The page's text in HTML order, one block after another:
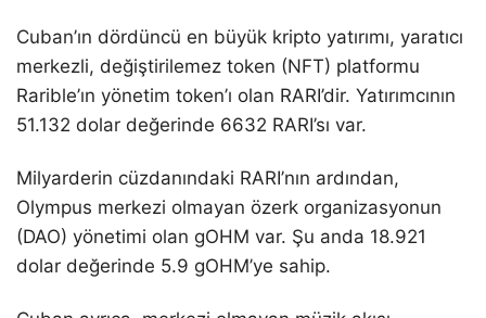
Cuban’ın dördüncü en büyük kripto yatırımı, yaratıcı
merkezli, değiştirilemez token (NFT) platformu
Rarible’ın yönetim token’ı olan RARI’dir. Yatırımcının
51.132 dolar değerinde 6632 RARI’sı var.
Milyarderin cüzdanındaki RARI’nın ardından,
Olympus merkezi olmayan özerk organizasyonun
(DAO) yönetimi olan gOHM var. Şu anda 18.921
dolar değerinde 5.9 gOHM’ye sahip.